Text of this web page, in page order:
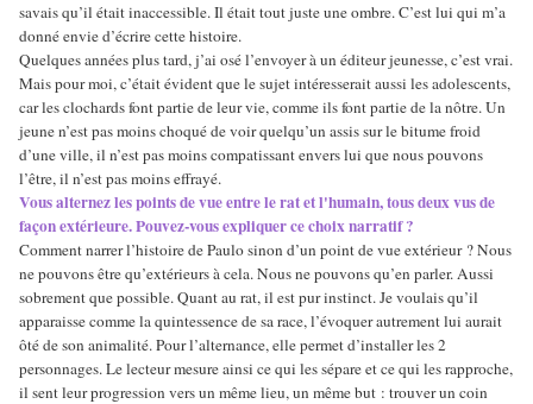
savais qu’il était inaccessible. Il était tout juste une ombre. C’est lui qui m’a
donné envie d’écrire cette histoire.
Quelques années plus tard, j’ai osé l’envoyer à un éditeur jeunesse, c’est vrai.
Mais pour moi, c’était évident que le sujet intéresserait aussi les adolescents,
car les clochards font partie de leur vie, comme ils font partie de la nôtre. Un
jeune n’est pas moins choqué de voir quelqu’un assis sur le bitume froid
d’une ville, il n’est pas moins compatissant envers lui que nous pouvons
l’être, il n’est pas moins effrayé.
Vous alternez les points de vue entre le rat et l'humain, tous deux vus de
façon extérieure. Pouvez-vous expliquer ce choix narratif ?
Comment narrer l’histoire de Paulo sinon d’un point de vue extérieur ? Nous
ne pouvons être qu’extérieurs à cela. Nous ne pouvons qu’en parler. Aussi
sobrement que possible. Quant au rat, il est pur instinct. Je voulais qu’il
apparaisse comme la quintessence de sa race, l’évoquer autrement lui aurait
ôté de son animalité. Pour l’alternance, elle permet d’installer les 2
personnages. Le lecteur mesure ainsi ce qui les sépare et ce qui les rapproche,
il sent leur progression vers un même lieu, un même but : trouver un coin